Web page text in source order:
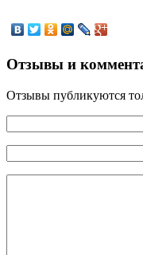
Отзывы и
Отзывы публикуются